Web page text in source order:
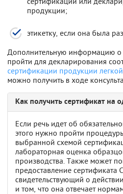
продукции;
этикетку, если она была
Дополнительную информацию о
пройти для декларирования
сертификации продукции
можно получить в ходе
Как получить сертификат на
Если речь идет об
этого нужно пройти
выбранной схемой
лабораторная оценка
производства. Также может
предоставление сертификата
свидетельствующий о
и том, что она отвечает